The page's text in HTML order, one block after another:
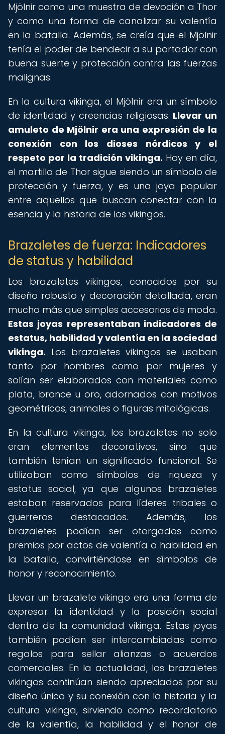
Mjölnir como una muestra de devoción a Thor
y como una forma de canalizar su valentía
en la batalla. Además, se creía que el Mjölnir
tenía el poder de bendecir a su portador con
buena suerte y protección contra las fuerzas
malignas.
En la cultura vikinga, el Mjölnir era un símbolo
de identidad y creencias religiosas. Llevar un
amuleto de Mjölnir era una expresión de la
conexión con los dioses nórdicos y el
respeto por la tradición vikinga. Hoy en día,
el martillo de Thor sigue siendo un símbolo de
protección y fuerza, y es una joya popular
entre aquellos que buscan conectar con la
esencia y la historia de los vikingos.
Brazaletes de fuerza: Indicadores
de status y habilidad
Los brazaletes vikingos, conocidos por su
diseño robusto y decoración detallada, eran
mucho más que simples accesorios de moda.
Estas joyas representaban indicadores de
estatus, habilidad y valentía en la sociedad
vikinga. Los brazaletes vikingos se usaban
tanto por hombres como por mujeres y
solían ser elaborados con materiales como
plata, bronce u oro, adornados con motivos
geométricos, animales o figuras mitológicas.
En la cultura vikinga, los brazaletes no solo
eran elementos decorativos, sino que
también tenían un significado funcional. Se
utilizaban como símbolos de riqueza y
estatus social, ya que algunos brazaletes
estaban reservados para líderes tribales o
guerreros destacados. Además, los
brazaletes podían ser otorgados como
premios por actos de valentía o habilidad en
la batalla, convirtiéndose en símbolos de
honor y reconocimiento.
Llevar un brazalete vikingo era una forma de
expresar la identidad y la posición social
dentro de la comunidad vikinga. Estas joyas
también podían ser intercambiadas como
regalos para sellar alianzas o acuerdos
comerciales. En la actualidad, los brazaletes
vikingos continúan siendo apreciados por su
diseño único y su conexión con la historia y la
cultura vikinga, sirviendo como recordatorio
de la valentía, la habilidad y el honor de